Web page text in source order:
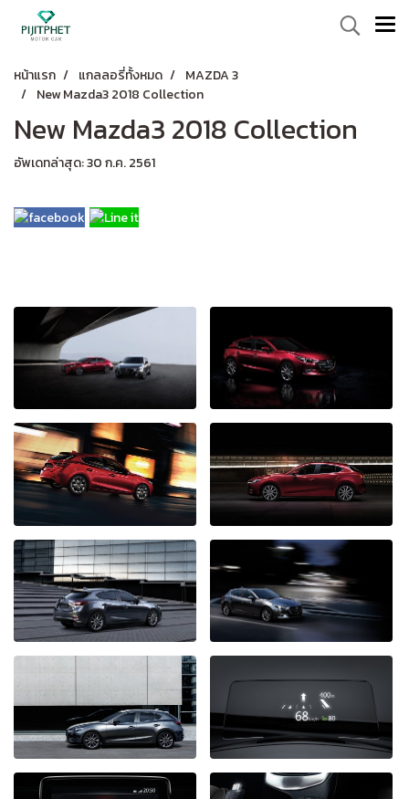
หน้าแรก แกลลอรี่ทั้งหมด
MAZDA 3
New Mazda3 2018 Collection
New Mazda3 2018 Collection
อัพเดทล่าสุด: 30 ก.ค. 2561